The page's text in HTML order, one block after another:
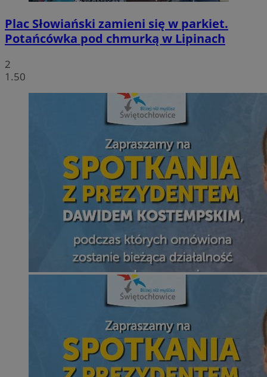
Plac Słowiański zamieni się w parkiet.
Potańcówka pod chmurką w Lipinach
2
1.50